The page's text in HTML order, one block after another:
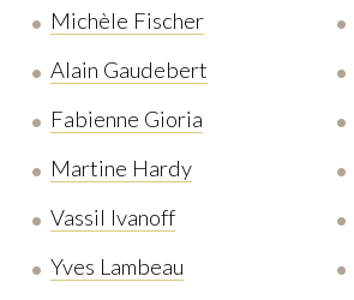
Michèle Fischer
Alain Gaudebert
Fabienne Gioria
Martine Hardy
Vassil Ivanoff
Yves Lambeau